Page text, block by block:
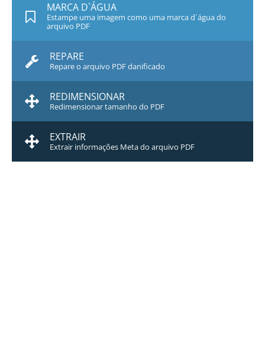
MARCA D`ÁGUA
Estampe uma imagem como uma marca d`água do
arquivo PDF
REPARE
Repare o arquivo PDF danificado
REDIMENSIONAR
Redimensionar tamanho do PDF
EXTRAIR
Extrair informações Meta do arquivo PDF